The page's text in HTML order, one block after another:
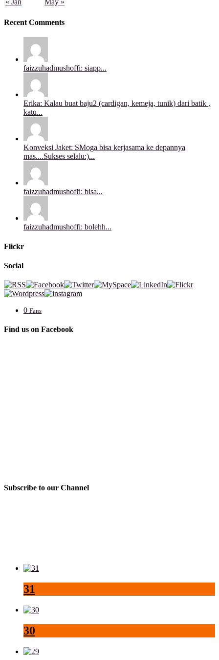
Recent Comments
faizzuhadmushoffi: siapp...
Erika: Kalau buat baju2 (cardigan, kemeja, tunik) dari batik ,
katu...
Konveksi Jaket: SMoga bisa kerjasama ke depannya
mas....Sukses selalu:)...
faizzuhadmushoffi: bisa...
faizzuhadmushoffi: bolehh...
Flickr
Social
0 Fans
Find us on Facebook
Subscribe to our Channel
31
30